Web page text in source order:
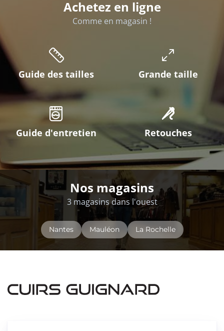
Achetez en ligne
Comme en magasin !
Guide des tailles Grande taille
Guide d'entretien Retouches
Nos magasins
3 magasins dans l'ouest
Nantes Mauléon La Rochelle